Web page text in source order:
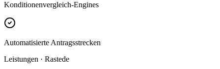
Konditionenvergleich-Engines
Automatisierte Antragsstrecken
Leistungen · Rastede